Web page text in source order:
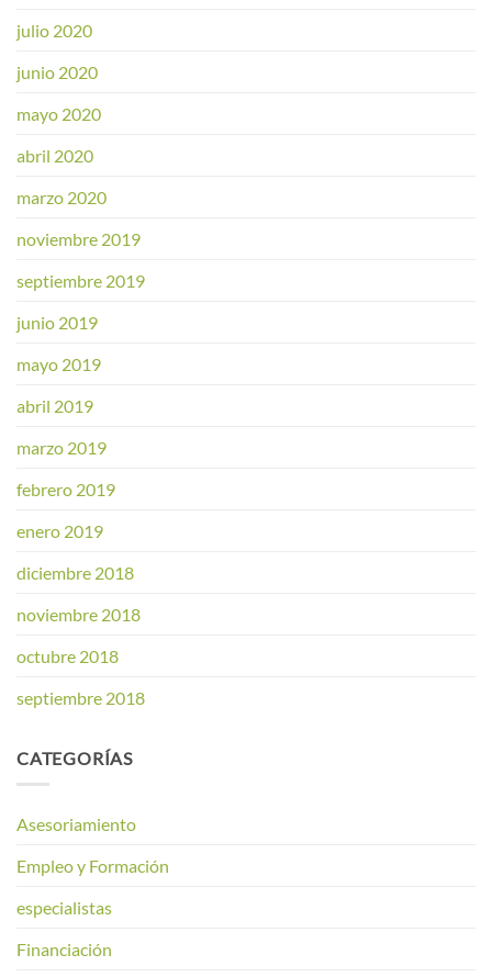
julio 2020
junio 2020
mayo 2020
abril 2020
marzo 2020
noviembre 2019
septiembre 2019
junio 2019
mayo 2019
abril 2019
marzo 2019
febrero 2019
enero 2019
diciembre 2018
noviembre 2018
octubre 2018
septiembre 2018
CATEGORÍAS
Asesoriamiento
Empleo y Formación
especialistas
Financiación